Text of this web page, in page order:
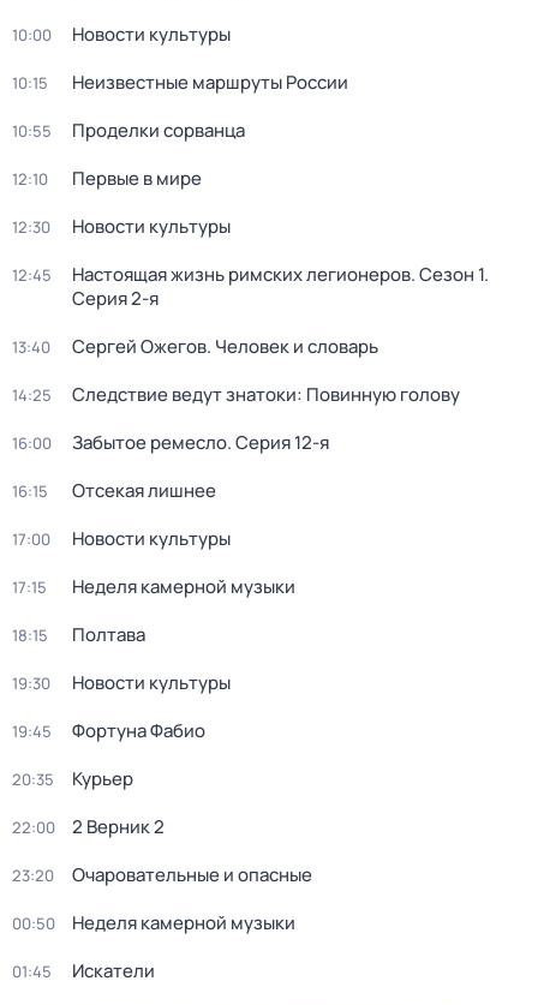
10:00 Новости культуры
10:15 Неизвестные маршруты России
10:55 Проделки сорванца
12:10 Первые в мире
12:30 Новости культуры
12:45 Настоящая жизнь римских легионеров. Сезон 1.
Серия 2-я
13:40 Сергей Ожегов. Человек и словарь
14:25 Следствие ведут знатоки: Повинную голову
16:00 Забытое ремесло. Серия 12-я
16:15 Отсекая лишнее
17:00 Новости культуры
17:15 Неделя камерной музыки
18:15 Полтава
19:30 Новости культуры
19:45 Фортуна Фабио
20:35 Курьер
22:00 2 Верник 2
23:20 Очаровательные и опасные
00:50 Неделя камерной музыки
01:45 Искатели